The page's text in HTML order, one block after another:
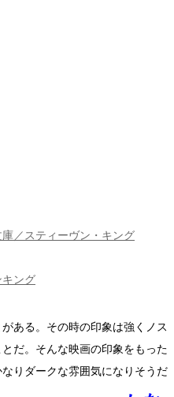
／スティーヴン・キング
キング
ある。その時の印象は強くノス
だ。そんな映画の印象をもった
りダークな雰囲気になりそうだ